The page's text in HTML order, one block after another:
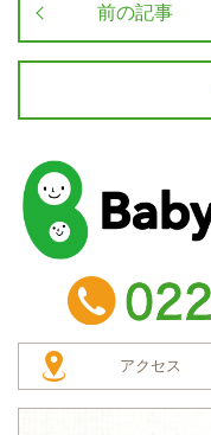
前の記事
baby smile
TEL：0225-24-
アクセス